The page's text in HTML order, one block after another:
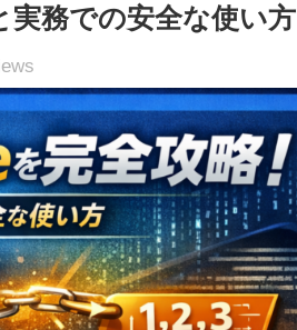
実務での安全な使い方